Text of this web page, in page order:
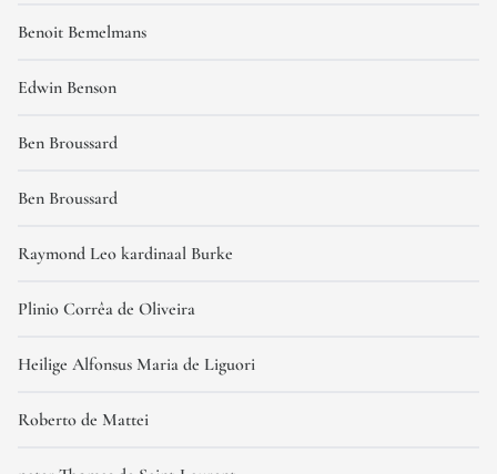
Benoit Bemelmans
Edwin Benson
Ben Broussard
Ben Broussard
Raymond Leo kardinaal Burke
Plinio Corrêa de Oliveira
Heilige Alfonsus Maria de Liguori
Roberto de Mattei